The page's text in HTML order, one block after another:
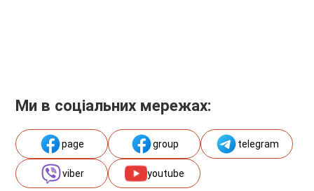
Ми в соціальних мережах:
page group telegram
viber youtube